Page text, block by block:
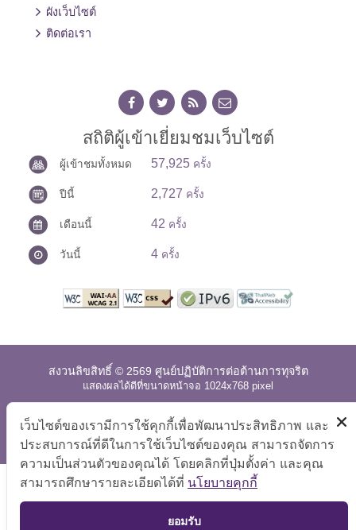
ผังเว็บไซต์
ติดต่อเรา
สถิติผู้เข้าเยี่ยมชมเว็บไซต์
ผู้เข้าชมทั้งหมด 57,925 ครั้ง
ปีนี้ 2,727 ครั้ง
เดือนนี้ 42 ครั้ง
วันนี้ 4 ครั้ง
สงวนลิขสิทธิ์ © 2569 ศูนย์ปฏิบัติการต่อต้านการทุจริต
แสดงผลได้ดีที่ขนาดหน้าจอ 1024x768 pixel
แผนผังเว็บไซต์ คำถามที่พบบ่อย นโยบายเว็บไซต์
|
การปฏิเสธความรับผิด
TOP
เว็บไซต์ของเรามีการใช้คุกกี้เพื่อพัฒนาประสิทธิภาพ และ
ประสบการณ์ที่ดีในการใช้เว็บไซต์ของคุณ สามารถจัดการ
ความเป็นส่วนตัวของคุณได้ โดยคลิกที่ปุ่มตั้งค่า และคุณ
สามารถศึกษารายละเอียดได้ที่ นโยบายคุกกี้
ยอมรับ